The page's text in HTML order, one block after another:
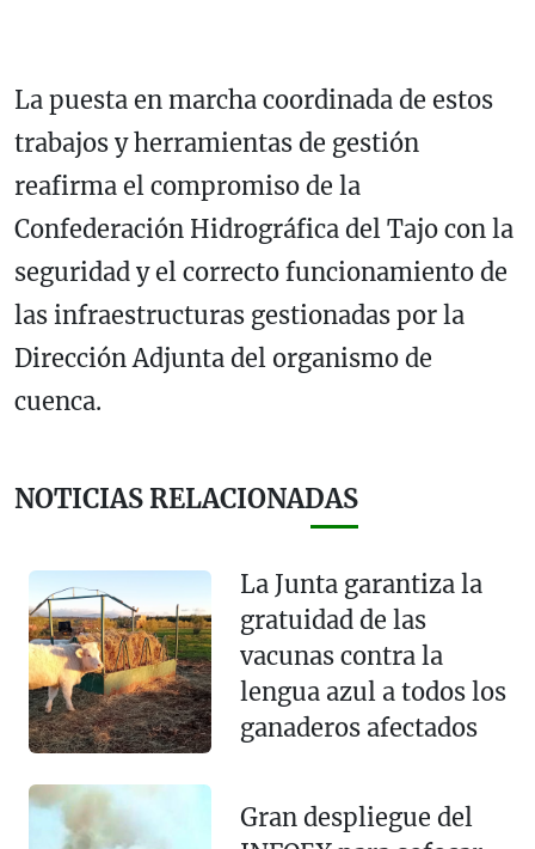
La puesta en marcha coordinada de estos
trabajos y herramientas de gestión
reafirma el compromiso de la
Confederación Hidrográfica del Tajo con la
seguridad y el correcto funcionamiento de
las infraestructuras gestionadas por la
Dirección Adjunta del organismo de
cuenca.
NOTICIAS RELACIONADAS
La Junta garantiza la
gratuidad de las
vacunas contra la
lengua azul a todos los
ganaderos afectados
Gran despliegue del